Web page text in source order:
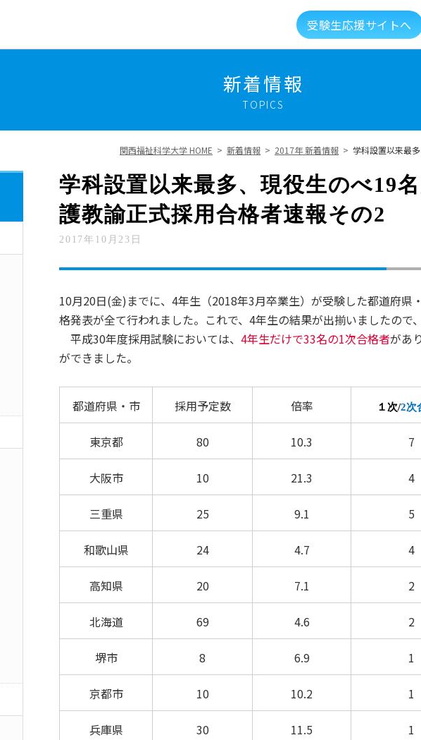
受験生応援サイトへ
交通アクセス
総合福祉科学学会
同窓会 大学広報誌「福科大通信」 学生便覧
新着情報
TOPICS
関西福祉科学大学 HOME > 新着情報 > 2017年 新着情報 > 学科設置以来最
学科設置以来最多、現役生のべ19
護教諭正式採用合格者速報その2
2017年10月23日
10月20日(金)までに、4年生（2018年3月卒業生）が受験した都道府
格発表が全て行われました。これで、4年生の結果が出揃いましたので
平成30年度採用試験においては、 4年生だけで33名の1次合格者があ
ができました。
都道府県・市 採用予定数 倍率 １次/2次
東京都 80 10.3 7
大阪市 10 21.3 4
三重県 25 9.1 5
和歌山県 24 4.7 4
高知県 20 7.1 2
北海道 69 4.6 2
堺市 8 6.9 1
京都市 10 10.2 1
兵庫県 30 11.5 1